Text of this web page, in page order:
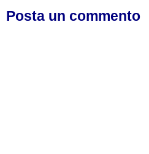
Posta un commento